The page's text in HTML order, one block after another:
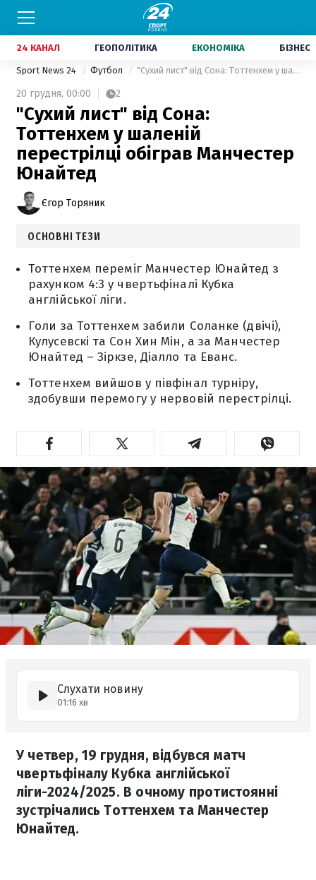
24 КАНАЛ ГЕОПОЛІТИКА ЕКОНОМІКА БІЗНЕС
Sport News 24 Футбол "Сухий лист" від Сона: Тоттенхем у шаленій перестрілці обіграв Манчестер Юнайтед
20 грудня, 00:00 2
"Сухий лист" від Сона:
Тоттенхем у шаленій
перестрілці обіграв Манчестер
Юнайтед
Єгор Торяник
ОСНОВНІ ТЕЗИ
Тоттенхем переміг Манчестер Юнайтед з
рахунком 4:3 у чвертьфіналі Кубка
англійської ліги.
Голи за Тоттенхем забили Соланке (двічі),
Кулусевскі та Сон Хин Мін, а за Манчестер
Юнайтед – Зіркзе, Діалло та Еванс.
Тоттенхем вийшов у півфінал турніру,
здобувши перемогу у нервовій перестрілці.
Слухати новину
01:16 хв
У четвер, 19 грудня, відбувся матч
чвертьфіналу Кубка англійської
ліги-2024/2025. В очному протистоянні
зустрічались Тоттенхем та Манчестер
Юнайтед.